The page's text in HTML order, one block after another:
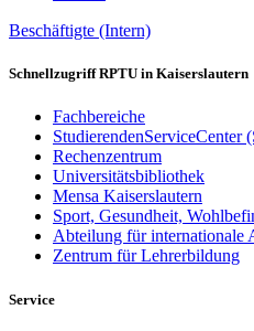
Beschäftigte (Intern)
Schnellzugriff RPTU in Kaiserslautern
Fachbereiche
StudierendenServiceCenter
Rechenzentrum
Universitätsbibliothek
Mensa Kaiserslautern
Sport, Gesundheit,
Abteilung für internationale
Zentrum für Lehrerbildung
Service